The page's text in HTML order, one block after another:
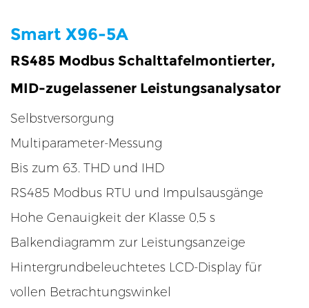
Smart X96-5A
RS485 Modbus Schalttafelmontierter,
MID-zugelassener Leistungsanalysator
Selbstversorgung
Multiparameter-Messung
Bis zum 63. THD und IHD
RS485 Modbus RTU und Impulsausgänge
Hohe Genauigkeit der Klasse 0,5 s
Balkendiagramm zur Leistungsanzeige
Hintergrundbeleuchtetes LCD-Display für
vollen Betrachtungswinkel